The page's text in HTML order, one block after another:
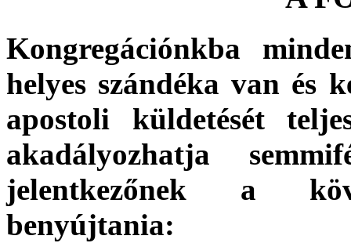
Kongregációnkba
helyes szándéka van és
apostoli küldetését
akadályozhatja
jelentkezőnek a
benyújtania: